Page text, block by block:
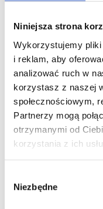
Niniejsza strona
Wykorzystujemy
i reklam, aby
analizować ruch w
korzystasz z naszej
społecznościowym,
Partnerzy mogą
otrzymanymi od
korzystania z ich
zgody
Niezbędne
hormonów
bezwzględnie
między lekiem na
zawierającymi
przed lekami
inhibitory pompy
omeprazol).
Problemy
Zdrowie tarczycy
Zakażenie
nietolerancje
sprawić, że
stanie, bez